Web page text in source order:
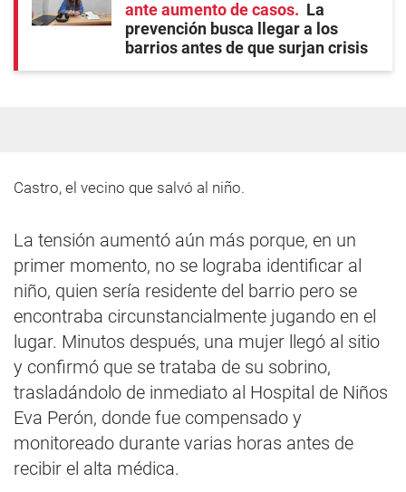
ante aumento de casos
La
prevención busca llegar a los
barrios antes de que surjan crisis
Castro, el vecino que salvó al niño.
La tensión aumentó aún más porque, en un
primer momento, no se lograba identificar al
niño, quien sería residente del barrio pero se
encontraba circunstancialmente jugando en el
lugar. Minutos después, una mujer llegó al sitio
y confirmó que se trataba de su sobrino,
trasladándolo de inmediato al Hospital de Niños
Eva Perón, donde fue compensado y
monitoreado durante varias horas antes de
recibir el alta médica.